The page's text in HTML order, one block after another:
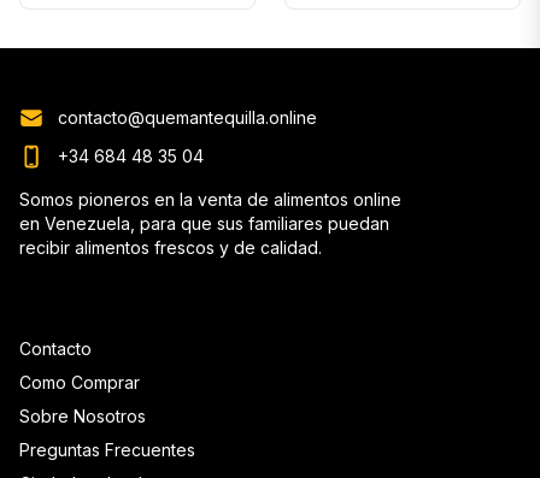
Contacto
Como Comprar
Sobre Nosotros
Preguntas Frecuentes
contacto@quemantequilla.online
+34 684 48 35 04
Somos pioneros en la venta de alimentos online
en Venezuela, para que sus familiares puedan
recibir alimentos frescos y de calidad.